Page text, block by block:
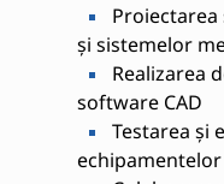
și sistemelor
Realizarea
software CAD
Testarea și
echipamentelor